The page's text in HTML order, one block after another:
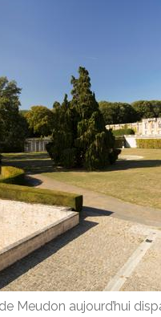
Meudon aujourd’hui